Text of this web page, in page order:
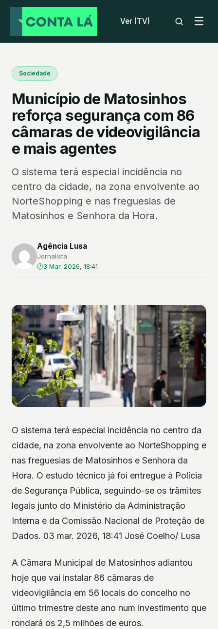
Ver (TV) ☰
Sociedade
Município de Matosinhos
reforça segurança com 86
câmaras de videovigilância
e mais agentes
O sistema terá especial incidência no
centro da cidade, na zona envolvente ao
NorteShopping e nas freguesias de
Matosinhos e Senhora da Hora.
Agência Lusa
Jornalista
3 Mar. 2026, 18:41
O sistema terá especial incidência no centro da
cidade, na zona envolvente ao NorteShopping e
nas freguesias de Matosinhos e Senhora da
Hora. O estudo técnico já foi entregue à Polícia
de Segurança Pública, seguindo-se os trâmites
legais junto do Ministério da Administração
Interna e da Comissão Nacional de Proteção de
Dados. 03 mar. 2026, 18:41 José Coelho/ Lusa
A Câmara Municipal de Matosinhos adiantou
hoje que vai instalar 86 câmaras de
videovigilância em 56 locais do concelho no
último trimestre deste ano num investimento que
rondará os 2,5 milhões de euros.